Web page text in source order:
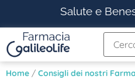
Salute e
Home / Consigli dei nostri